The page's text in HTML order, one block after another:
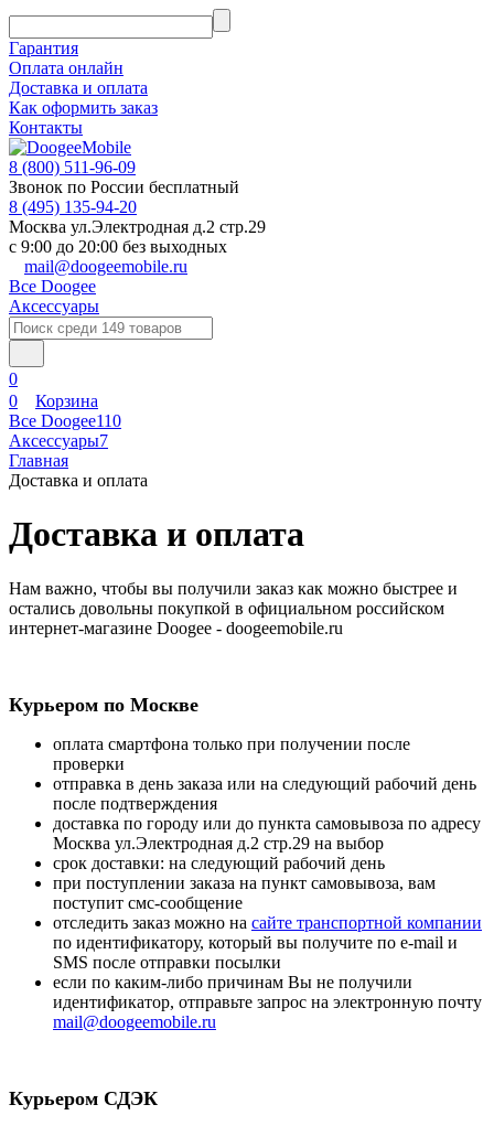
Гарантия
Оплата онлайн
Доставка и оплата
Как оформить заказ
Контакты
8 (800) 511-96-09
Звонок по России бесплатный
8 (495) 135-94-20
Москва ул.Электродная д.2 стр.29
с 9:00 до 20:00 без выходных
mail@doogeemobile.ru
Все Doogee
Аксессуары
0
0
Корзина
Все Doogee110
Аксессуары7
Главная
Доставка и оплата
Доставка и оплата
Нам важно, чтобы вы получили заказ как можно быстрее и
остались довольны покупкой в официальном российском
интернет-магазине Doogee - doogeemobile.ru
Курьером по Москве
оплата смартфона только при получении после
проверки
отправка в день заказа или на следующий рабочий день
после подтверждения
доставка по городу или до пункта самовывоза по адресу
Москва ул.Электродная д.2 стр.29 на выбор
срок доставки: на следующий рабочий день
при поступлении заказа на пункт самовывоза, вам
поступит смс-сообщение
отследить заказ можно на сайте транспортной компании
по идентификатору, который вы получите по e-mail и
SMS после отправки посылки
если по каким-либо причинам Вы не получили
идентификатор, отправьте запрос на электронную почту
mail@doogeemobile.ru
Курьером СДЭК